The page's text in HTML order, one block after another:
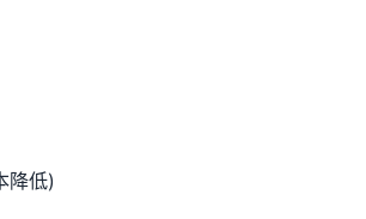
降低)